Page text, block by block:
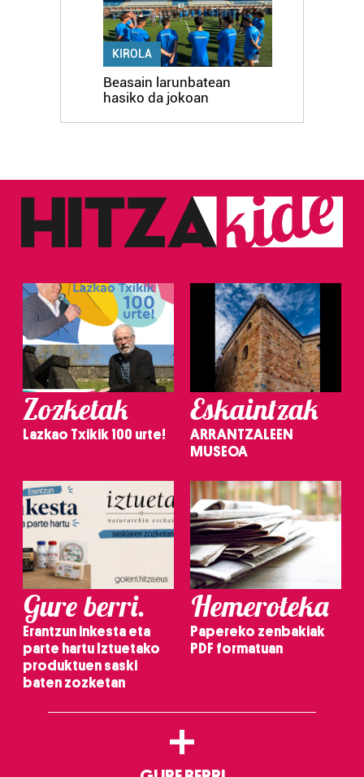
KIROLA
Beasain larunbatean
hasiko da jokoan
Zozketak
Lazkao Txikik 100 urte!
Eskaintzak
ARRANTZALEEN
MUSEOA
Gure berri.
Erantzun inkesta eta
parte hartu Iztuetako
produktuen saski
baten zozketan
Hemeroteka
Papereko zenbakiak
PDF formatuan
+